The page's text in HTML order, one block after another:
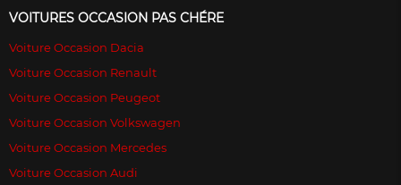
VOITURES OCCASION PAS CHÉRE
Voiture Occasion Dacia
Voiture Occasion Renault
Voiture Occasion Peugeot
Voiture Occasion Volkswagen
Voiture Occasion Mercedes
Voiture Occasion Audi